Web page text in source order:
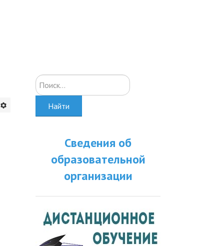
Искать...
Найти
Сведения об
образовательной
организации